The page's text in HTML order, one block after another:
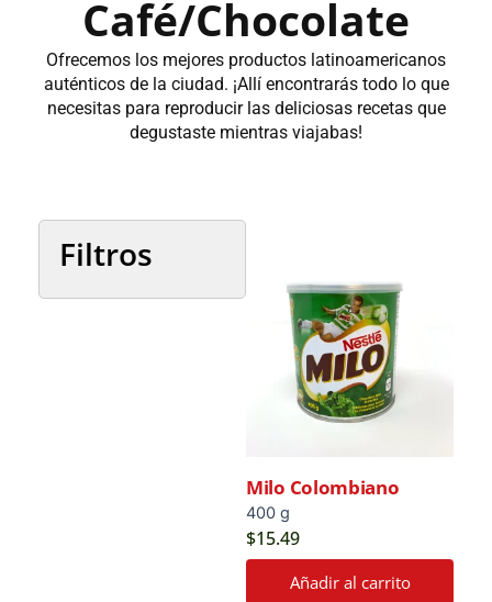
Café/Chocolate
Ofrecemos los mejores productos latinoamericanos
auténticos de la ciudad. ¡Allí encontrarás todo lo que
necesitas para reproducir las deliciosas recetas que
degustaste mientras viajabas!
Filtros
Categorías
Milo Colombiano
400 g
$15.49
Añadir al carrito